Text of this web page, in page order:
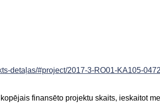
detaļas/#project/2017-3-RO01-KA105-
finansēto projektu skaits, ieskaitot